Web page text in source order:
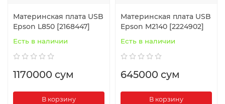
Материнская плата USB
Epson L850 [2168447]
Есть в наличии
1170000 сум
В корзину
Материнская плата USB
Epson M2140 [2224902]
Есть в наличии
645000 сум
В корзину